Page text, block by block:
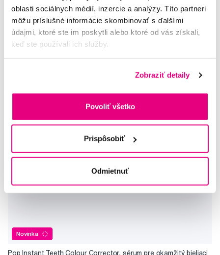
oblasti sociálnych médií, inzercie a analýzy. Títo partneri
môžu príslušné informácie skombinovať s ďalšími
údajmi, ktoré ste im poskytli alebo ktoré od vás získali,
keď ste používali ich služby.
Zobraziť detaily
Povoliť všetko
Prispôsobiť
Odmietnuť
Do košíku
Ihneď v3 prodejnách
Novinka
Pop Instant Teeth Colour Corrector, sérum pre okamžitý bieliaci